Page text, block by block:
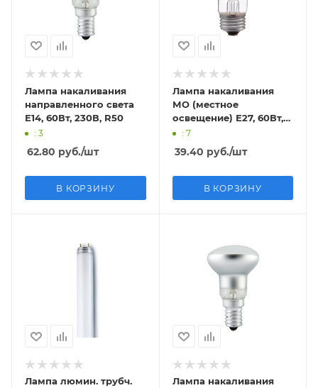
Лампа накаливания
направленного света
Е14, 60Вт, 230В, R50
: 3
62.80 руб./шт
В КОРЗИНУ
Лампа накаливания
МО (местное
освещение) Е27, 60Вт,
36В, прозрачная
: 7
39.40 руб./шт
В КОРЗИНУ
Лампа люмин. трубч.
Лампа накаливания